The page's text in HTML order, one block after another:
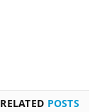
RELATED POSTS